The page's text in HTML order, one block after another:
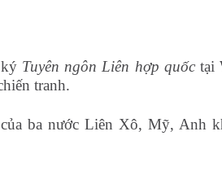
Tuyên ngôn Liên hợp quốctại
tranh.
ba nước Liên Xô, Mỹ, Anh